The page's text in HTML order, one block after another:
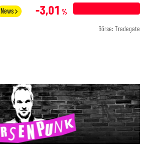
News -3,01 %
Börse: Tradegate